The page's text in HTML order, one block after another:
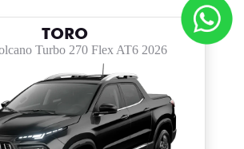
TORO
Turbo 270 Flex AT6 2026